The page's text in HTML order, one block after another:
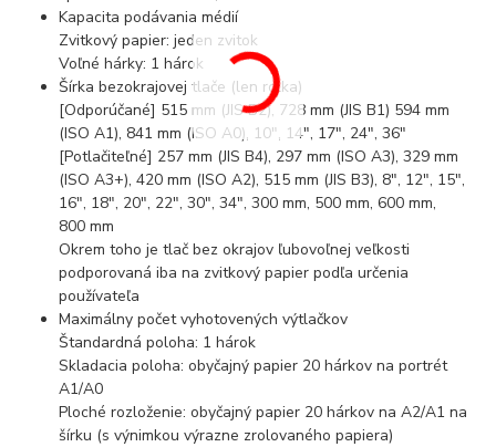
Kapacita podávania médií
Zvitkový papier: jeden zvitok
Voľné hárky: 1 hárok
Šírka bezokrajovej tlače (len rolka)
[Odporúčané] 515 mm (JIS B2), 728 mm (JIS B1) 594 mm
(ISO A1), 841 mm (ISO A0), 10", 14", 17", 24", 36"
[Potlačiteľné] 257 mm (JIS B4), 297 mm (ISO A3), 329 mm
(ISO A3+), 420 mm (ISO A2), 515 mm (JIS B3), 8", 12", 15",
16", 18", 20", 22", 30", 34", 300 mm, 500 mm, 600 mm,
800 mm
Okrem toho je tlač bez okrajov ľubovoľnej veľkosti
podporovaná iba na zvitkový papier podľa určenia
používateľa
Maximálny počet vyhotovených výtlačkov
Štandardná poloha: 1 hárok
Skladacia poloha: obyčajný papier 20 hárkov na portrét
A1/A0
Ploché rozloženie: obyčajný papier 20 hárkov na A2/A1 na
šírku (s výnimkou výrazne zrolovaného papiera)